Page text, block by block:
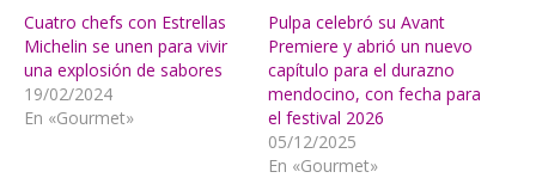
Cuatro chefs con Estrellas
Michelin se unen para vivir
una explosión de sabores
19/02/2024
En «Gourmet»
Pulpa celebró su Avant
Premiere y abrió un nuevo
capítulo para el durazno
mendocino, con fecha para
el festival 2026
05/12/2025
En «Gourmet»